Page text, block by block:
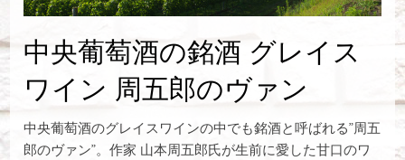
中央葡萄酒の銘酒 グレイス
ワイン 周五郎のヴァン
中央葡萄酒のグレイスワインの中でも銘酒と呼ばれる”周五
郎のヴァン”。作家 山本周五郎氏が生前に愛した甘口のワ